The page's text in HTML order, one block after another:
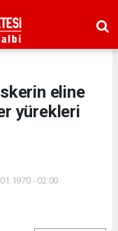
eline
yürekleri
- 02:00